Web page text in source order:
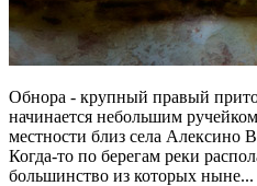
Обнора - крупный правый
начинается небольшим
местности близ села Алексино
Когда-то по берегам реки
большинство из которых ныне...